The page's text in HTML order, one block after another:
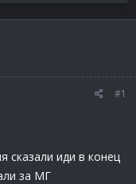
#1
сказали иди в конец
за МГ